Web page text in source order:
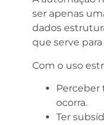
ser apenas
dados
que serve
Com o uso
Perceber
ocorra.
Ter